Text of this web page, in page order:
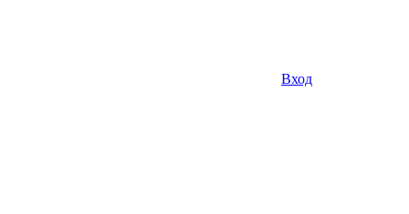
Вход